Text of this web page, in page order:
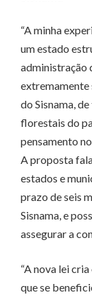
“A minha
um estado
administração
do Sisnama,
florestais do
pensamento
A proposta
estados e
prazo de seis
Sisnama, e
assegurar a
“A nova lei
que se